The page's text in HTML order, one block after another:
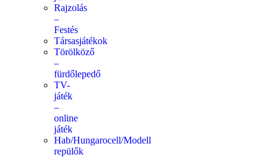
Rajzolás
–
Festés
Társasjátékok
Törölköző
–
fürdőlepedő
TV-
játék
–
online
játék
Hab/Hungarocell/Modell
repülők